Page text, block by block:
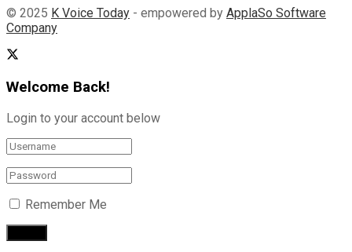
© 2025 K Voice Today - empowered by ApplaSo Software
Company
Welcome Back!
Login to your account below
Remember Me